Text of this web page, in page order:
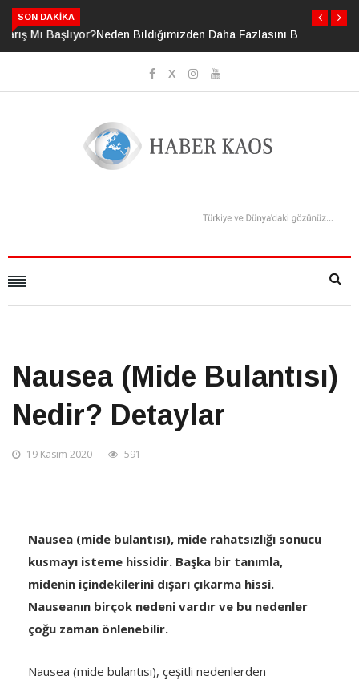
SON DAKIKA
Neden Bildiğimizden Daha Fazlasını Bildiğimizi Sanıyoruz?
Nausea (mide Bulantısı)
Nedir? Detaylar
19 Kasım 2020 591
Nausea (mide bulantısı), mide rahatsızlığı sonucu
kusmayı isteme hissidir. Başka bir tanımla,
midenin içindekilerini dışarı çıkarma hissi.
Nauseanın birçok nedeni vardır ve bu nedenler
çoğu zaman önlenebilir.
Nausea (mide bulantısı), çeşitli nedenlerden